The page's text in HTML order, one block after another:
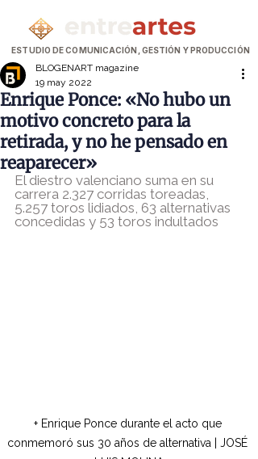
ESTUDIO DE COMUNICACIÓN, GESTIÓN Y PRODUCCIÓN
Enrique Ponce: «No hubo un
motivo concreto para la
retirada, y no he pensado en
reaparecer»
BLOGENART magazine
19 may 2022
El diestro valenciano suma en su
carrera 2.327 corridas toreadas,
5.257 toros lidiados, 63 alternativas
concedidas y 53 toros indultados
+ Enrique Ponce durante el acto que
conmemoró sus 30 años de alternativa | JOSÉ